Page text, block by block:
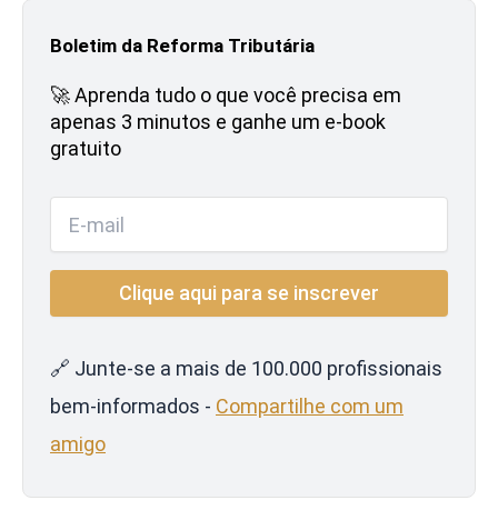
Boletim da Reforma Tributária
🚀 Aprenda tudo o que você precisa em
apenas 3 minutos e ganhe um e-book
gratuito
🔗 Junte-se a mais de 100.000 profissionais
bem-informados - Compartilhe com um
amigo